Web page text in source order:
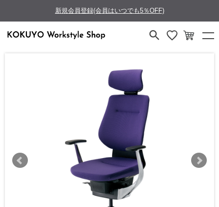
新規会員登録(会員はいつでも5％OFF)